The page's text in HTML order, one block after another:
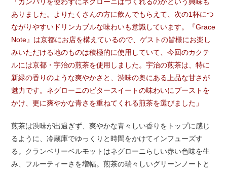
「カンパリを使わずにネグローニはつくれるのかという興味も
ありました。よりたくさんの方に飲んでもらえて、次の1杯につ
ながりやすいドリンカブルな味わいも意識しています。『Grace
Note』は京都にお店を構えているので、ゲストの皆様にお楽し
みいただける地のものは積極的に使用していて、今回のカクテ
ルには京都・宇治の煎茶を使用しました。宇治の煎茶は、特に
新緑の香りのような爽やかさと、渋味の奥にある上品な甘さが
魅力です。ネグローニのビタースイートの味わいにブーストを
かけ、更に爽やかな青さを重ねてくれる煎茶を選びました」
煎茶は渋味が出過ぎず、爽やかな青々しい香りをトップに感じ
るように、冷蔵庫でゆっくりと時間をかけてインフューズす
る。クランベリーベルモットはネグローニらしい赤い色味を生
み、フルーティーさを増幅。煎茶の瑞々しいグリーンノートと